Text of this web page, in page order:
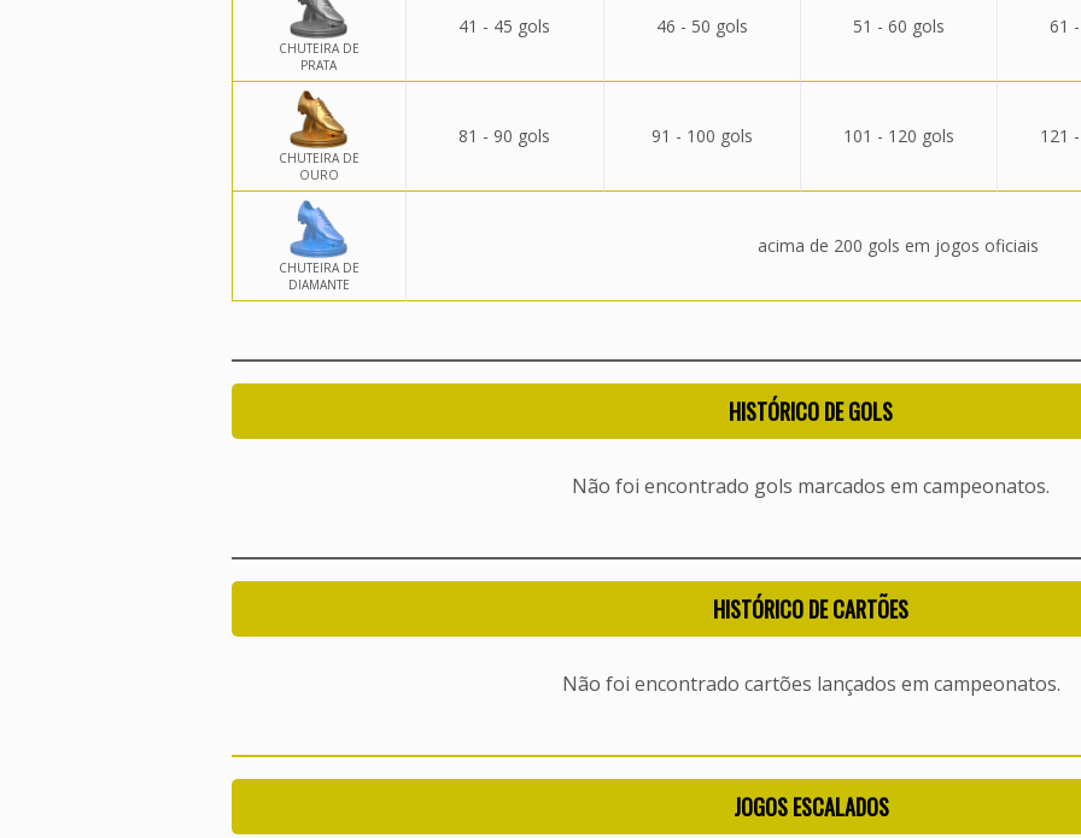
CHUTEIRA DE
PRATA
41 - 45 gols 46 - 50 gols 51 - 60 gols 61
CHUTEIRA DE
OURO
81 - 90 gols 91 - 100 gols 101 - 120 gols 121
CHUTEIRA DE
DIAMANTE
acima de 200 gols em jogos oficiais
HISTÓRICO DE GOLS
Não foi encontrado gols marcados em campeonatos.
HISTÓRICO DE CARTÕES
Não foi encontrado cartões lançados em campeonatos.
JOGOS ESCALADOS